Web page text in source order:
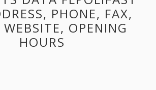
PHONE, FAX,
OPENING
HOURS